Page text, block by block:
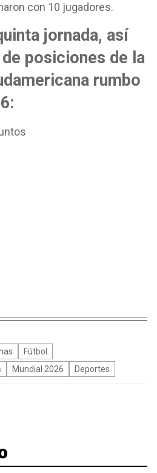
con 10 jugadores.
jornada, así
posiciones de la
rumbo
Fútbol
Mundial 2026 Deportes